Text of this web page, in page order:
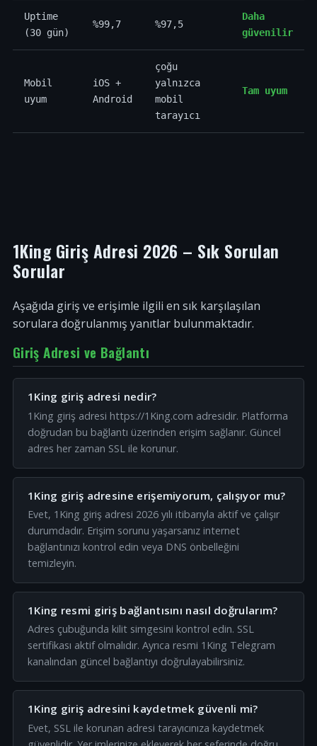
Uptime
(30 gün)
%99,7 %97,5
Daha
güvenilir
Mobil
uyum
iOS +
Android
çoğu
yalnızca
mobil
tarayıcı
Tam uyum
1King Giriş Adresi 2026 – Sık Sorulan
Sorular
Aşağıda giriş ve erişimle ilgili en sık karşılaşılan
sorulara doğrulanmış yanıtlar bulunmaktadır.
Giriş Adresi ve Bağlantı
1King giriş adresi nedir?
1King giriş adresi https://1King.com adresidir. Platforma
doğrudan bu bağlantı üzerinden erişim sağlanır. Güncel
adres her zaman SSL ile korunur.
1King giriş adresine erişemiyorum, çalışıyor mu?
Evet, 1King giriş adresi 2026 yılı itibarıyla aktif ve çalışır
durumdadır. Erişim sorunu yaşarsanız internet
bağlantınızı kontrol edin veya DNS önbelleğini
temizleyin.
1King resmi giriş bağlantısını nasıl doğrularım?
Adres çubuğunda kilit simgesini kontrol edin. SSL
sertifikası aktif olmalıdır. Ayrıca resmi 1King Telegram
kanalından güncel bağlantıyı doğrulayabilirsiniz.
1King giriş adresini kaydetmek güvenli mi?
Evet, SSL ile korunan adresi tarayıcınıza kaydetmek